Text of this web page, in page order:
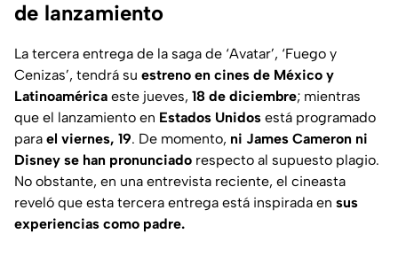
de lanzamiento
La tercera entrega de la saga de ‘Avatar’, ‘Fuego y
Cenizas’, tendrá su estreno en cines de México y
Latinoamérica este jueves, 18 de diciembre; mientras
que el lanzamiento en Estados Unidos está programado
para el viernes, 19. De momento, ni James Cameron ni
Disney se han pronunciado respecto al supuesto plagio.
No obstante, en una entrevista reciente, el cineasta
reveló que esta tercera entrega está inspirada en sus
experiencias como padre.